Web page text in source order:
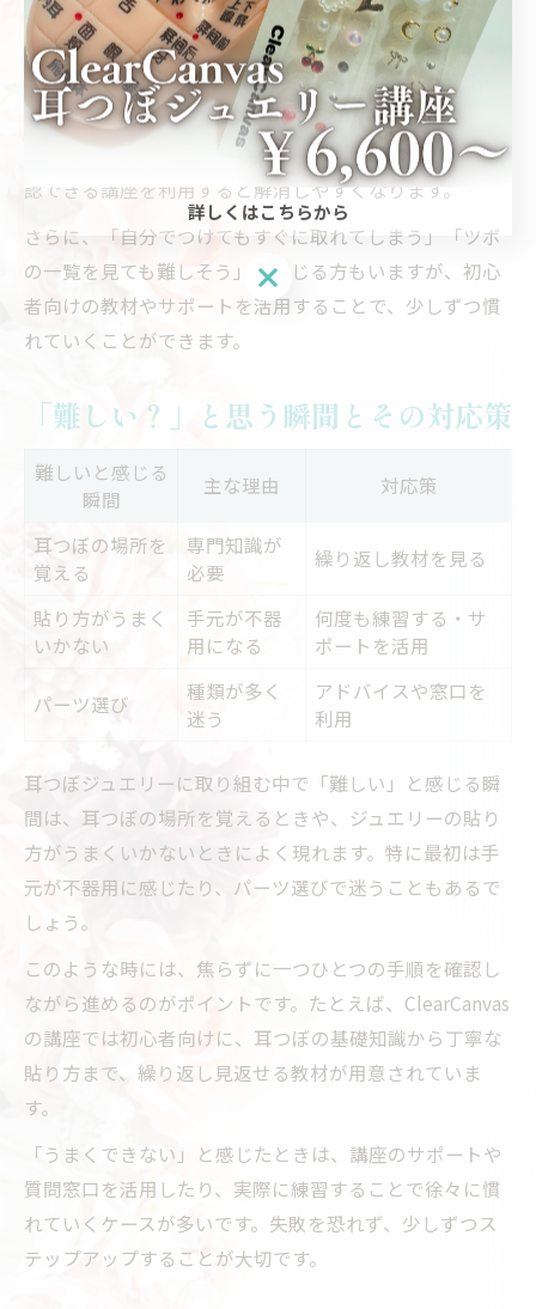
迷いが生まれやすいです。
たとえば、「耳つぼジュエリーの貼る場所が分かりにく
い」「接着剤やジェルの使い方に自信がない」といった
声があります。こうした悩みは、図解や動画で手順を確
認できる講座を利用すると解消しやすくなります。
さらに、「自分でつけてもすぐに取れてしまう」「ツボ
の一覧を見ても難しそう」と感じる方もいますが、初心
者向けの教材やサポートを活用することで、少しずつ慣
れていくことができます。
「難しい？」と思う瞬間とその対応策
難しいと感じる
瞬間
主な理由 対応策
耳つぼの場所を
覚える
専門知識が
必要
繰り返し教材を見る
貼り方がうまく
いかない
手元が不器
用になる
何度も練習する・サ
ポートを活用
パーツ選び
種類が多く
迷う
アドバイスや窓口を
利用
耳つぼジュエリーに取り組む中で「難しい」と感じる瞬
間は、耳つぼの場所を覚えるときや、ジュエリーの貼り
方がうまくいかないときによく現れます。特に最初は手
元が不器用に感じたり、パーツ選びで迷うこともあるで
しょう。
このような時には、焦らずに一つひとつの手順を確認し
ながら進めるのがポイントです。たとえば、ClearCanvas
の講座では初心者向けに、耳つぼの基礎知識から丁寧な
貼り方まで、繰り返し見返せる教材が用意されていま
す。
「うまくできない」と感じたときは、講座のサポートや
質問窓口を活用したり、実際に練習することで徐々に慣
れていくケースが多いです。失敗を恐れず、少しずつス
テップアップすることが大切です。
詳しくはこちらから